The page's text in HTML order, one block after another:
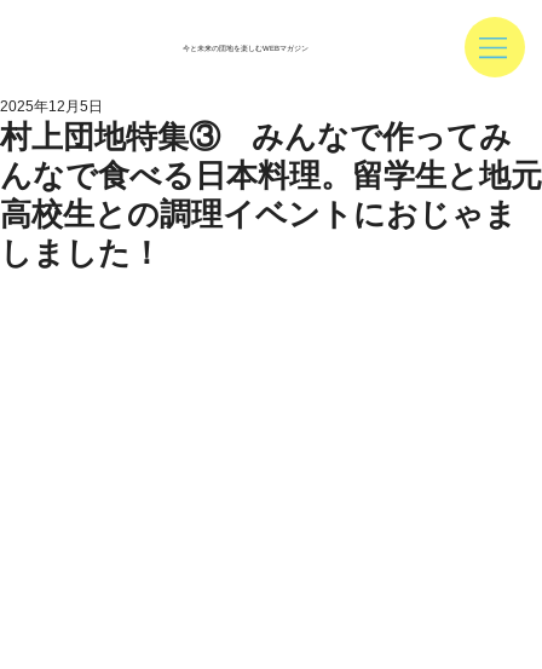
今と未来の団地を楽しむWEBマガジン
村上団地特集③ みんなで作ってみ
んなで食べる日本料理。留学生と地元
高校生との調理イベントにおじゃま
しました！
2025年12月5日